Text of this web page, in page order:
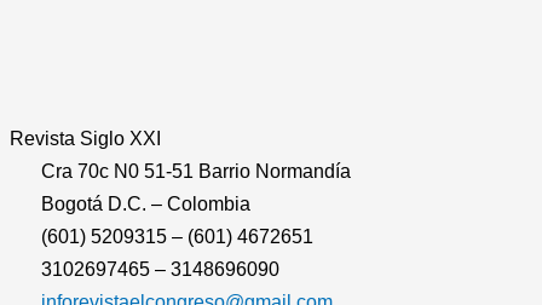
Revista Siglo XXI
Cra 70c N0 51-51 Barrio Normandía
Bogotá D.C. – Colombia
(601) 5209315 – (601) 4672651
3102697465 – 3148696090